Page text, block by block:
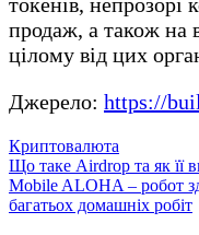
продаж, а також на
цілому від цих
Джерело: https://
Криптовалюта
Навігація
записів
Що таке Airdrop та як її
Mobile ALOHA – робот
багатьох домашніх робіт